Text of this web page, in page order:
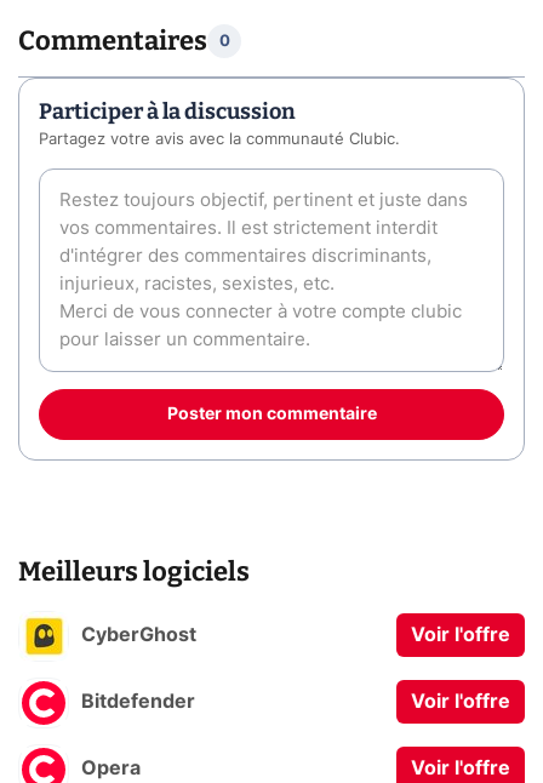
Commentaires 0
Participer à la discussion
Partagez votre avis avec la communauté Clubic.
Poster mon commentaire
Meilleurs logiciels
CyberGhost Voir l'offre
Bitdefender Voir l'offre
Opera Voir l'offre